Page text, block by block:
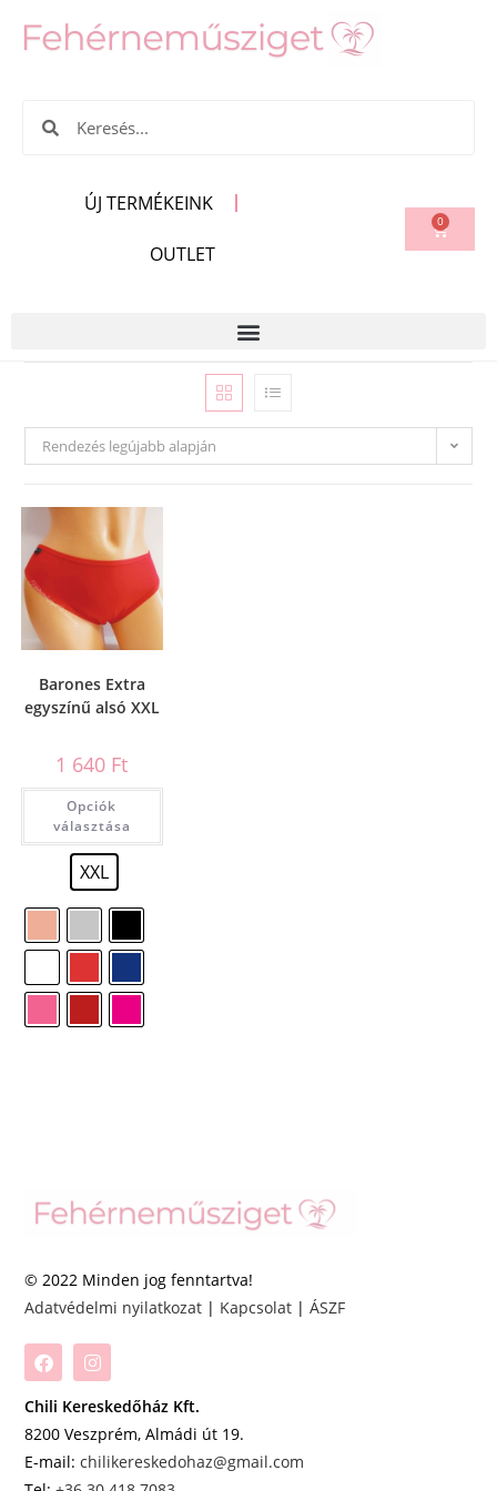
ÚJ TERMÉKEINK
OUTLET
0
Rendezés legújabb alapján
Barones Extra
egyszínű alsó XXL
1 640 Ft
Opciók
választása
XXL
© 2022 Minden jog fenntartva!
Adatvédelmi nyilatkozat | Kapcsolat |ÁSZF
Chili Kereskedőház Kft.
8200 Veszprém, Almádi út 19.
E-mail:chilikereskedohaz@gmail.com